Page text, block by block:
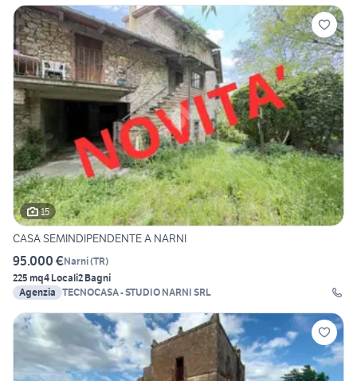
15
CASA SEMINDIPENDENTE A NARNI
95.000 €Narni(TR)
225 mq4 Locali2 Bagni
Agenzia
TECNOCASA - STUDIO NARNI SRL